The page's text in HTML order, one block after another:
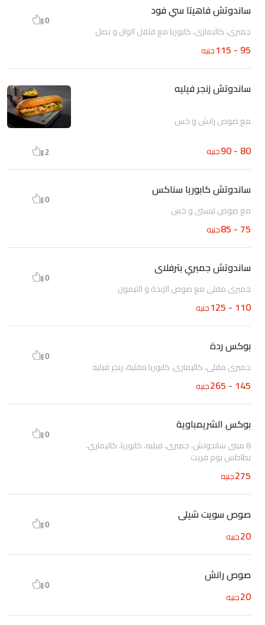
ساندوتش فاهيتا سي فود
جمبرى، كاليمارى، كابوريا مع فلفل الوان و بصل
95 - 115 جنيه
0
ساندوتش زنجر فيليه
مع صوص رانش و خس
80 - 90 جنيه 2
ساندوتش كابوريا سناكس
مع صوص تيستى و خس
75 - 85 جنيه
0
ساندوتش جمبري بترفلاى
جمبرى مقلى مع صوص الزبدة و الليمون
110 - 125 جنيه
0
بوكس ردة
جمبرى مقلى، كاليمارى، كابوريا مقلية، زنجر فيليه
145 - 265 جنيه
0
بوكس الشريمباوية
8 مينى ساندوتش، جمبرى، فيليه، كابوريا، كاليمارى،
بطاطس بوم فريت
275جنيه
0
صوص سويت شيلى
20جنيه
0
صوص رانش
20جنيه
0